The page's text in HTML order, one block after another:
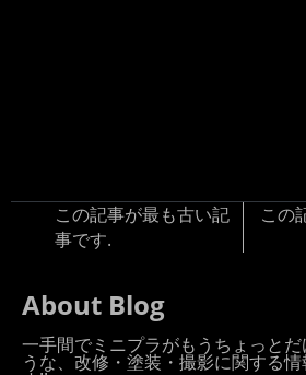
この記事が最も古い記
事です.
この
About Blog
一手間でミニプラがもうちょっと
うな、改修・塗装・撮影に関する